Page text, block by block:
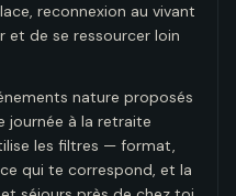
reconnexion au vivant
de se ressourcer loin
nature proposés
journée à la retraite
les filtres — format,
qui te correspond, et la